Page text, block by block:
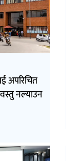
अपरिचित
नल्याउन